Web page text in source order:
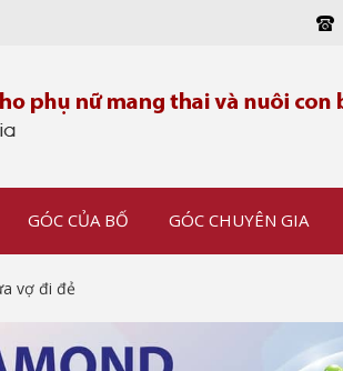
GÓC CỦA BỐ GÓC CHUYÊN GIA
vợ đi đẻ